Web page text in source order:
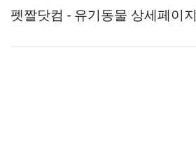
펫짤닷컴 - 유기동물 상세페이지